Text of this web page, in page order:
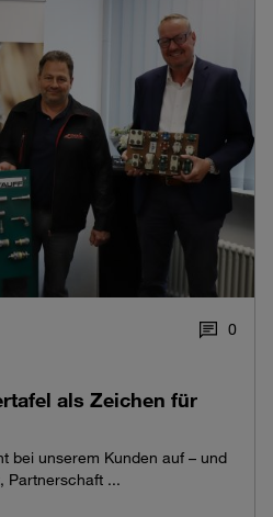
0
als Zeichen für
bei unserem Kunden auf – und
Partnerschaft ...